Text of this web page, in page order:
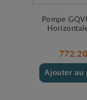
Pompe
Ajouter au